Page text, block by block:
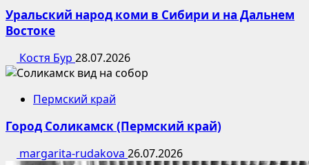
Уральский народ коми в Сибири и на Дальнем
Востоке
Костя Бур 28.07.2026
Пермский край
Город Соликамск (Пермский край)
margarita-rudakova 26.07.2026